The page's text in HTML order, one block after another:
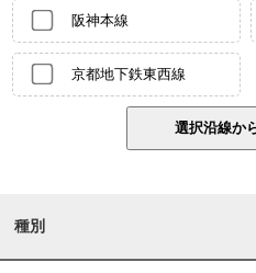
阪神本線
京都地下鉄東西線
種別